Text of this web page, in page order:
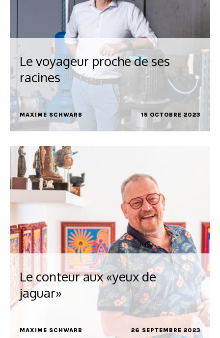
Le voyageur proche de ses
racines
MAXIME SCHWARB 15 OCTOBRE 2023
Le conteur aux «yeux de
jaguar»
MAXIME SCHWARB 26 SEPTEMBRE 2023